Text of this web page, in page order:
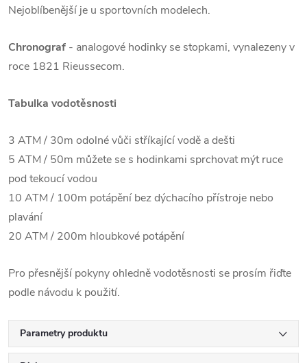
Nejoblíbenější je u sportovních modelech.
Chronograf - analogové hodinky se stopkami, vynalezeny v
roce 1821 Rieussecom.
Tabulka vodotěsnosti
3 ATM / 30m odolné vůči stříkající vodě a dešti
5 ATM / 50m můžete se s hodinkami sprchovat mýt ruce
pod tekoucí vodou
10 ATM / 100m potápění bez dýchacího přístroje nebo
plavání
20 ATM / 200m hloubkové potápění
Pro přesnější pokyny ohledně vodotěsnosti se prosím řiďte
podle návodu k použití.
Parametry produktu